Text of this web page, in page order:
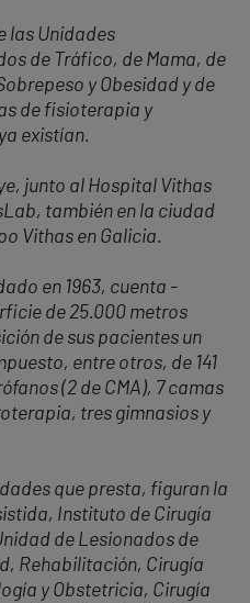
las Unidades
de Tráfico, de Mama, de
y Obesidad y de
de fisioterapia y
existían.
junto al Hospital Vithas
también en la ciudad
Vithas en Galicia.
en 1963, cuenta -
de 25.000 metros
de sus pacientes un
entre otros, de 141
(2 de CMA), 7 camas
tres gimnasios y
que presta, figuran la
Instituto de Cirugía
de Lesionados de
Rehabilitación, Cirugía
y Obstetricia, Cirugía